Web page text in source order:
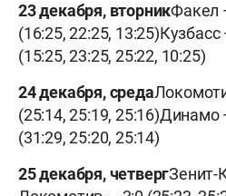
23 декабря, вторникФакел
(16:25, 22:25,
(15:25, 23:25, 25:22, 10:25)
24 декабря, среда
(25:14, 25:19, 25:16)Динамо
(31:29, 25:20, 25:14)
25 декабря, четвергЗенит-